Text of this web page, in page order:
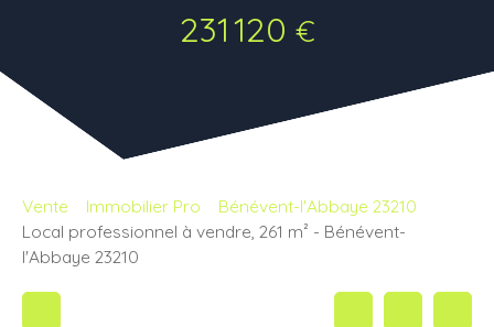
231 120 €
Vente Immobilier Pro
Bénévent-l'Abbaye 23210
Local professionnel à vendre, 261 m² - Bénévent-
l'Abbaye 23210